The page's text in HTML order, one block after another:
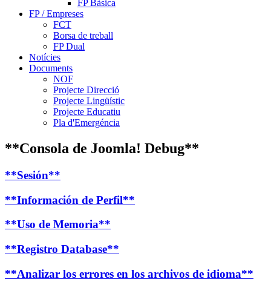
FP Bàsica
FP / Empreses
FCT
Borsa de treball
FP Dual
Notícies
Documents
NOF
Projecte Direcció
Projecte Lingüístic
Projecte Educatiu
Pla d'Emergéncia
**Consola de Joomla! Debug**
**Sesión**
**Información de Perfil**
**Uso de Memoria**
**Registro Database**
**Analizar los errores en los archivos de idioma**